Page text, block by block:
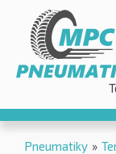
Pneumatiky »